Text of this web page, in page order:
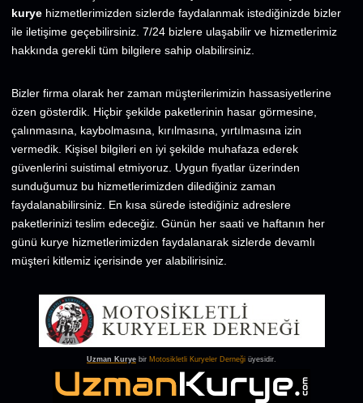
kurye hizmetlerimizden sizlerde faydalanmak istediğinizde bizler
ile iletişime geçebilirsiniz. 7/24 bizlere ulaşabilir ve hizmetlerimiz
hakkında gerekli tüm bilgilere sahip olabilirsiniz.
Bizler firma olarak her zaman müşterilerimizin hassasiyetlerine
özen gösterdik. Hiçbir şekilde paketlerinin hasar görmesine,
çalınmasına, kaybolmasına, kırılmasına, yırtılmasına izin
vermedik. Kişisel bilgileri en iyi şekilde muhafaza ederek
güvenlerini suistimal etmiyoruz. Uygun fiyatlar üzerinden
sunduğumuz bu hizmetlerimizden dilediğiniz zaman
faydalanabilirsiniz. En kısa sürede istediğiniz adreslere
paketlerinizi teslim edeceğiz. Günün her saati ve haftanın her
günü kurye hizmetlerimizden faydalanarak sizlerde devamlı
müşteri kitlemiz içerisinde yer alabilirisiniz.
Uzman Kurye bir Motosikletli Kuryeler Derneği üyesidir.